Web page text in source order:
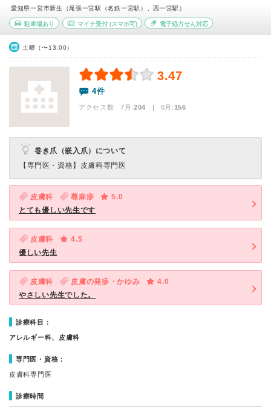
愛知県一宮市新生（尾張一宮駅（名鉄一宮駅）、西一宮駅）
駐車場あり マイナ受付(スマホ可) 電子処方せん対応
土曜（〜13:00）
3.47
4件
アクセス数 7月:204 | 6月:156
巻き爪（嵌入爪）について
【専門医・資格】 皮膚科専門医
皮膚科 蕁麻疹
5.0
とても優しい先生です
皮膚科
4.5
優しい先生
皮膚科 皮膚の発疹・かゆみ
4.0
やさしい先生でした。
診療科目：
アレルギー科、皮膚科
専門医・資格：
皮膚科専門医
診療時間